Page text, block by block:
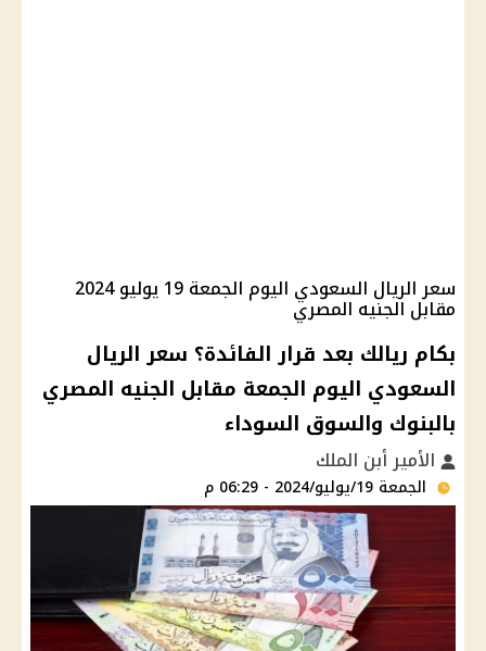
سعر الريال السعودي اليوم الجمعة 19 يوليو 2024
مقابل الجنيه المصري
بكام ريالك بعد قرار الفائدة؟ سعر الريال
السعودي اليوم الجمعة مقابل الجنيه المصري
بالبنوك والسوق السوداء
الأمير أبن الملك
الجمعة 19/يوليو/2024 - 06:29 م